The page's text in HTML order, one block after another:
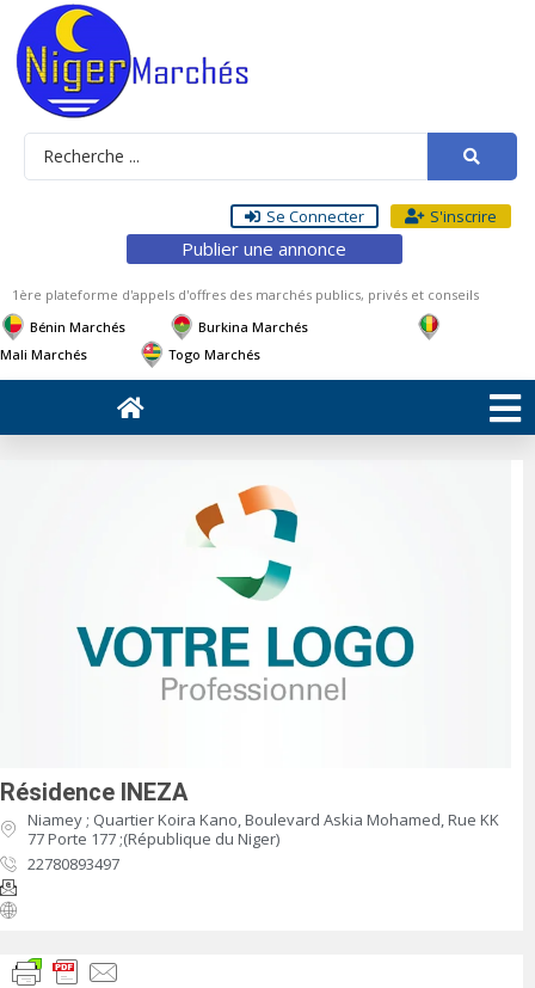
Se Connecter S'inscrire
Publier une annonce
1ère plateforme d'appels d'offres des marchés publics, privés et conseils
Bénin Marchés
Burkina Marchés
Mali Marchés
Togo Marchés
Résidence INEZA
Niamey ; Quartier Koira Kano, Boulevard Askia Mohamed, Rue KK
77 Porte 177 ;(République du Niger)
22780893497